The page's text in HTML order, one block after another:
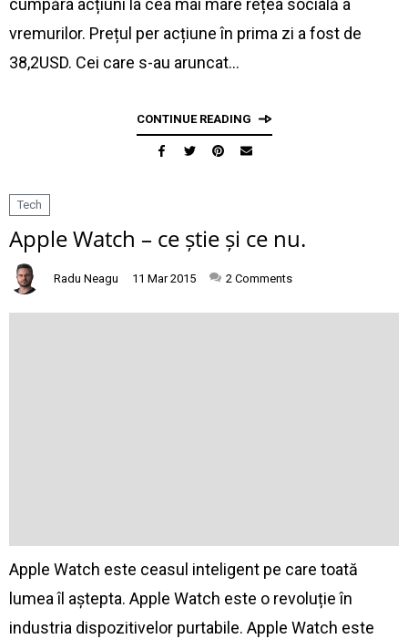
cumpăra acțiuni la cea mai mare rețea socială a
vremurilor. Prețul per acțiune în prima zi a fost de
38,2USD. Cei care s-au aruncat…
CONTINUE READING
Tech
Apple Watch – ce știe și ce nu.
Radu Neagu 11 Mar 2015 2 Comments
Apple Watch este ceasul inteligent pe care toată
lumea îl aștepta. Apple Watch este o revoluție în
industria dispozitivelor purtabile. Apple Watch este